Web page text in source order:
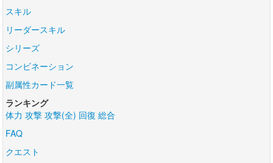
スキル
リーダースキル
シリーズ
コンビネーション
副属性カード一覧
ランキング
体力 攻撃 攻撃(全) 回復 総合
FAQ
クエスト